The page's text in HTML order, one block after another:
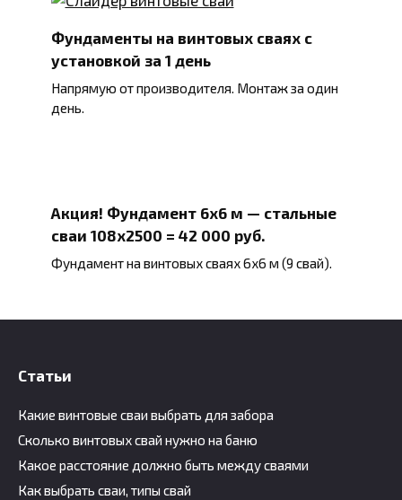
Фундаменты на винтовых сваях с
установкой за 1 день
Напрямую от производителя. Монтаж за один
день.
Акция! Фундамент 6х6 м — стальные
сваи 108х2500 = 42 000 руб.
Фундамент на винтовых сваях 6х6 м (9 свай).
Статьи
Какие винтовые сваи выбрать для забора
Сколько винтовых свай нужно на баню
Какое расстояние должно быть между сваями
Как выбрать сваи, типы свай